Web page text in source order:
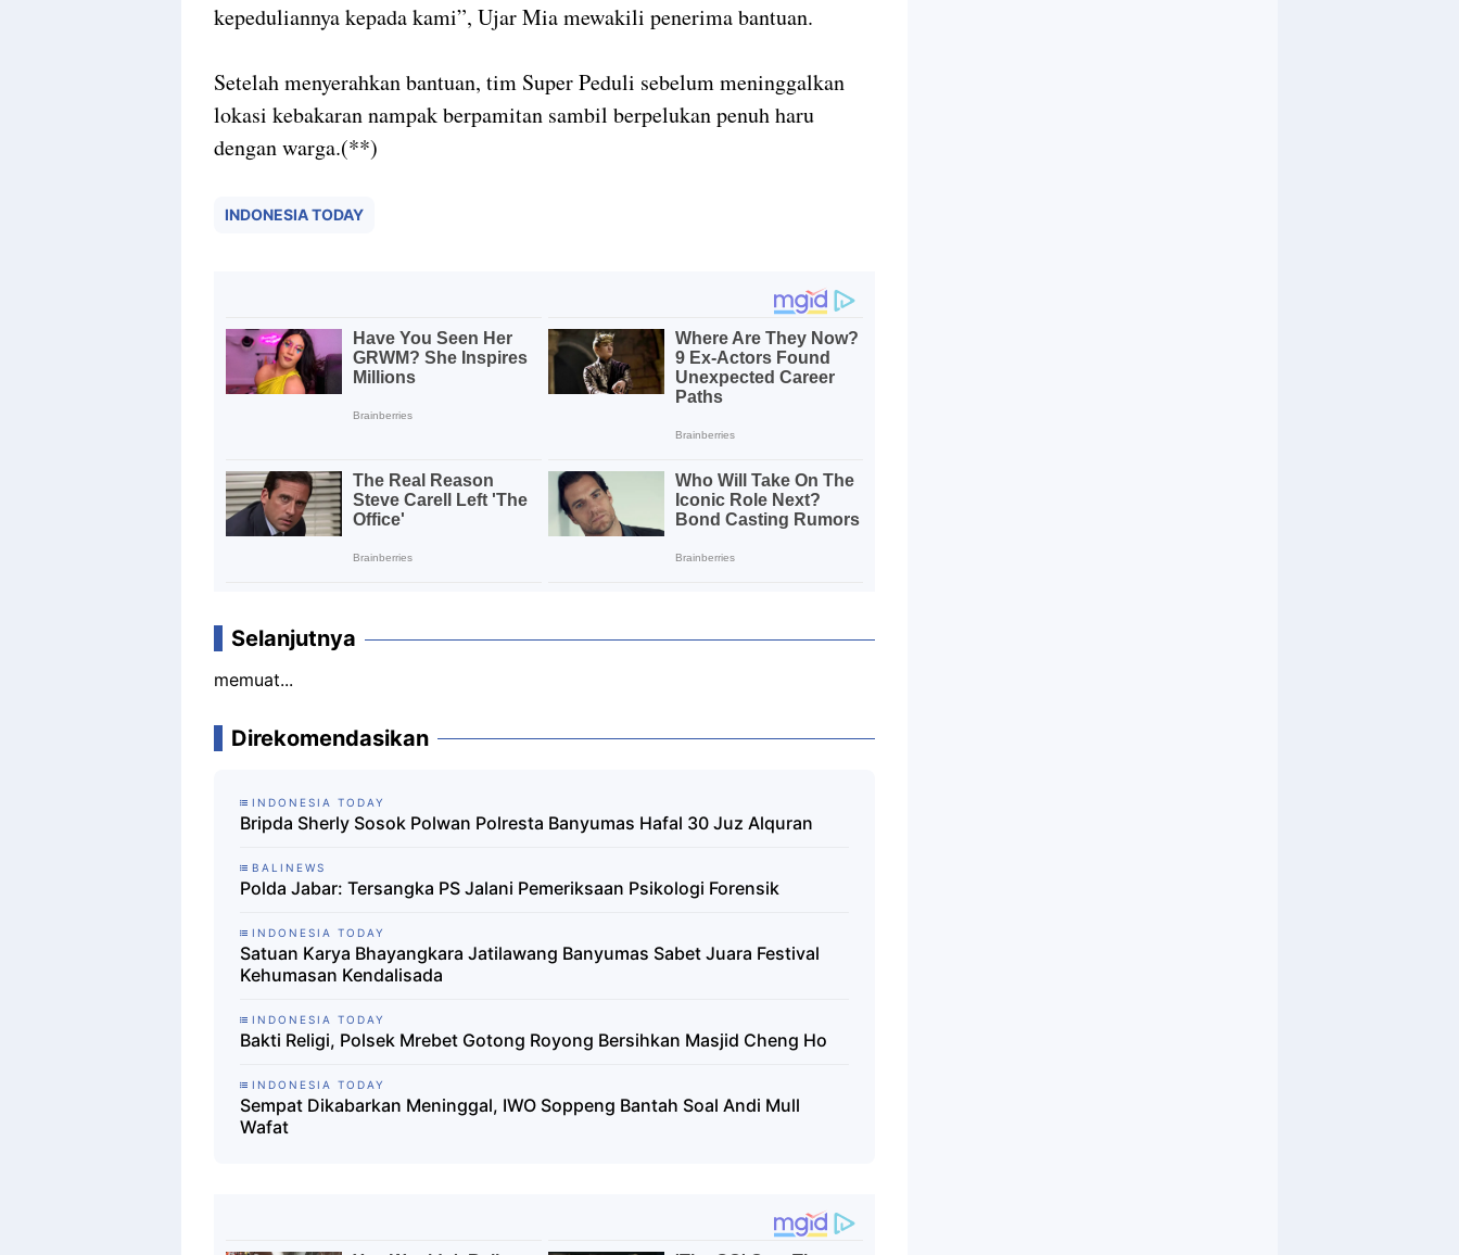
kepeduliannya kepada kami”, Ujar Mia mewakili penerima bantuan.
Setelah menyerahkan bantuan, tim Super Peduli sebelum meninggalkan
lokasi kebakaran nampak berpamitan sambil berpelukan penuh haru
dengan warga.(**)
INDONESIA TODAY
Selanjutnya
memuat...
Direkomendasikan
INDONESIA TODAY
Bripda Sherly Sosok Polwan Polresta Banyumas Hafal 30 Juz Alquran
BALINEWS
Polda Jabar: Tersangka PS Jalani Pemeriksaan Psikologi Forensik
INDONESIA TODAY
Satuan Karya Bhayangkara Jatilawang Banyumas Sabet Juara Festival
Kehumasan Kendalisada
INDONESIA TODAY
Bakti Religi, Polsek Mrebet Gotong Royong Bersihkan Masjid Cheng Ho
INDONESIA TODAY
Sempat Dikabarkan Meninggal, IWO Soppeng Bantah Soal Andi Mull
Wafat